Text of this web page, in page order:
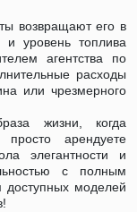
возвращают его в
уровень топлива
агентства по
расходы
или чрезмерного
жизни, когда
арендуете
элегантности и
с полным
моделей